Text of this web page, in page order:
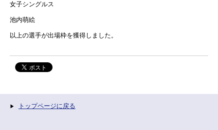
女子シングルス
池内萌絵
以上の選手が出場枠を獲得しました。
トップページに戻る